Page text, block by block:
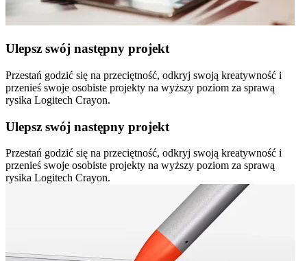
Ulepsz swój następny projekt
Przestań godzić się na przeciętność, odkryj swoją kreatywność i
przenieś swoje osobiste projekty na wyższy poziom za sprawą
rysika Logitech Crayon.
Ulepsz swój następny projekt
Przestań godzić się na przeciętność, odkryj swoją kreatywność i
przenieś swoje osobiste projekty na wyższy poziom za sprawą
rysika Logitech Crayon.